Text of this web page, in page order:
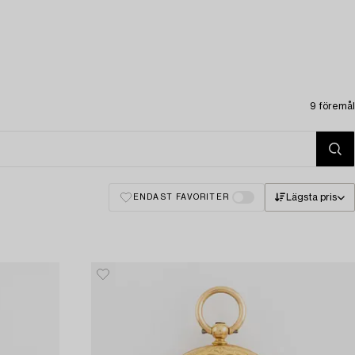
9 föremål
ENDAST FAVORITER Lägsta pris